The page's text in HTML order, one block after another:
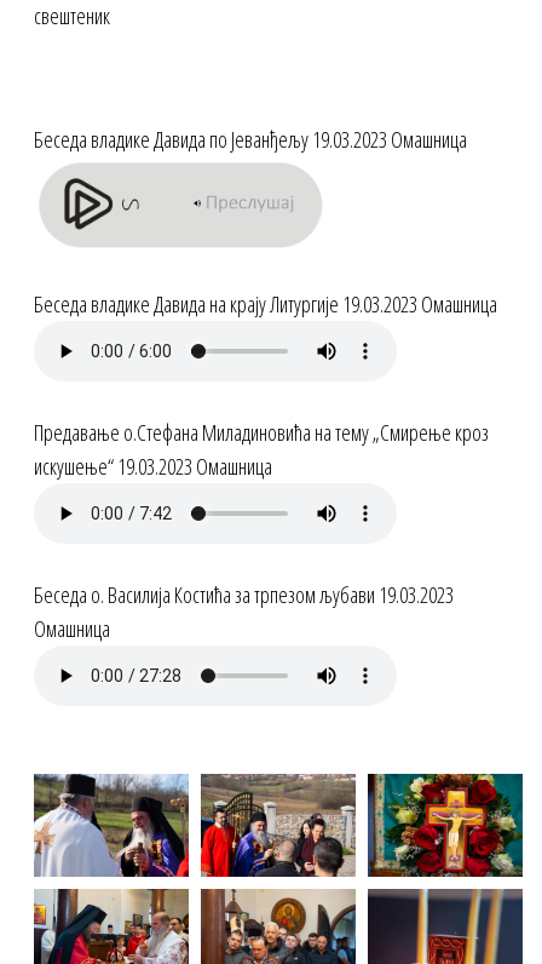
свештеник
Беседа владике Давида по Јеванђељу 19.03.2023 Омашница
Беседа владике Давида на крају Литургије 19.03.2023 Омашница
Предавање о.Стефана Миладиновића на тему „Смирење кроз
искушење“ 19.03.2023 Омашница
Беседа о. Василија Костића за трпезом љубави 19.03.2023
Омашница